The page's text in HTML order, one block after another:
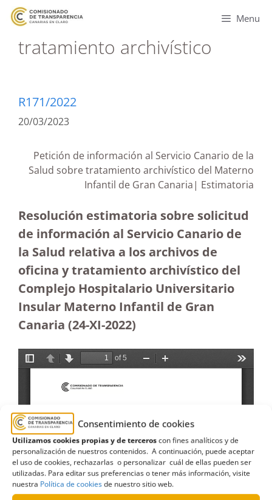
Consentimiento de cookies
Utilizamos cookies propias y de terceroscon fines analíticos y de
personalización de nuestros contenidos. A continuación, puede aceptar
el uso de cookies, rechazarlas o personalizar cuál de ellas pueden ser
utilizadas. Para editar sus preferencias o tener más información, visite
nuestra Política de cookiesde nuestro sitio web.
Menu
tratamiento archivístico
R171/2022
20/03/2023
Petición de información al Servicio Canario de la
Salud sobre tratamiento archivístico del Materno
Infantil de Gran Canaria| Estimatoria
Resolución estimatoria sobre solicitud
de información al Servicio Canario de
la Salud relativa a los archivos de
oficina y tratamiento archivístico del
Complejo Hospitalario Universitario
Insular Materno Infantil de Gran
Canaria (24-XI-2022)